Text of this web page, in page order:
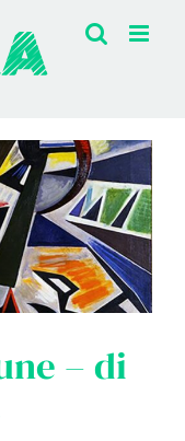
– di